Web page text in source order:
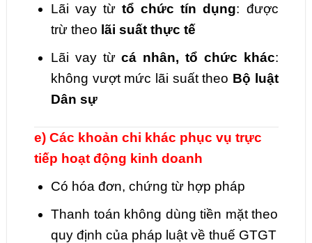
Lãi vay từtổ chức tín dụng: được
trừ theo lãi suất thực tế
Lãi vay từcá nhân, tổ chức khác:
không vượt mức lãi suất theo Bộ luật
Dân sự
e) Các khoản chi khác phục vụ trực
tiếp hoạt động kinh doanh
Có hóa đơn, chứng từ hợp pháp
Thanh toán không dùng tiền mặt theo
quy định của pháp luật về thuế GTGT